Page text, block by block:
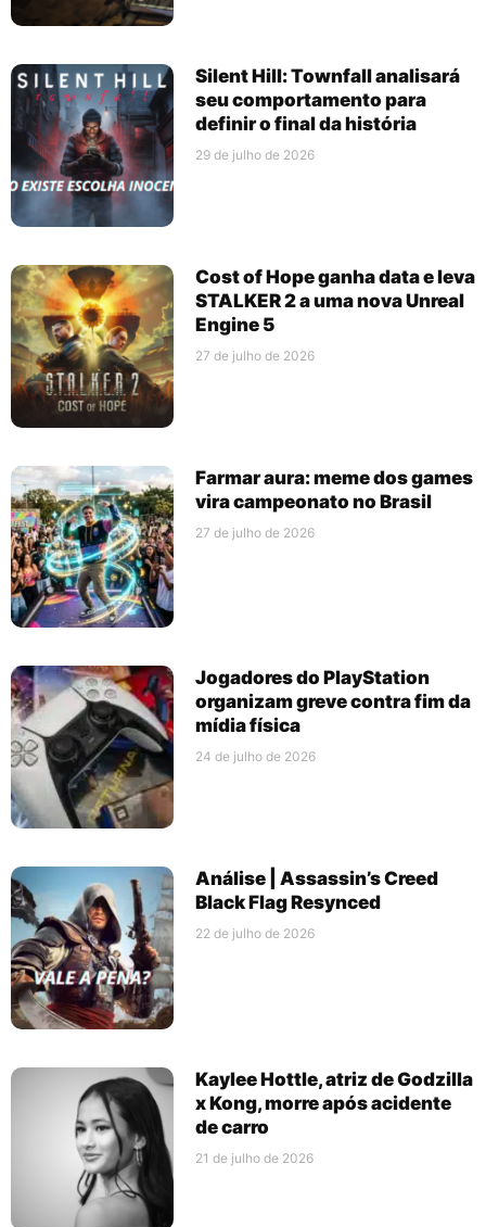
Silent Hill: Townfall analisará
seu comportamento para
definir o final da história
29 de julho de 2026
Cost of Hope ganha data e leva
STALKER 2 a uma nova Unreal
Engine 5
27 de julho de 2026
Farmar aura: meme dos games
vira campeonato no Brasil
27 de julho de 2026
Jogadores do PlayStation
organizam greve contra fim da
mídia física
24 de julho de 2026
Análise | Assassin’s Creed
Black Flag Resynced
22 de julho de 2026
Kaylee Hottle, atriz de Godzilla
x Kong, morre após acidente
de carro
21 de julho de 2026